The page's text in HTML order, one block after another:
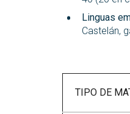
Linguas
Castelán,
TIPO DE